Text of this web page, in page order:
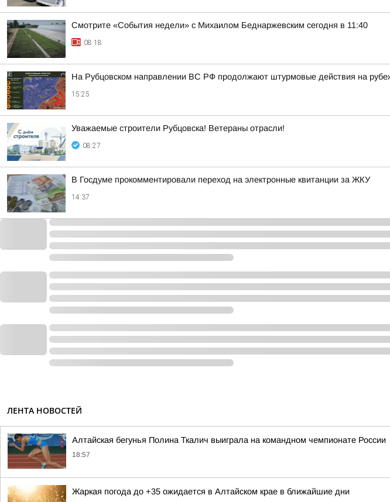
Смотрите «События недели» с Михаилом Беднаржевским сегодня в 11:40
08:18
На Рубцовском направлении ВС РФ продолжают штурмовые действия на
15:25
Уважаемые строители Рубцовска! Ветераны отрасли!
08:27
В Госдуме прокомментировали переход на электронные квитанции за ЖКУ
14:37
ЛЕНТА НОВОСТЕЙ
Алтайская бегунья Полина Ткалич выиграла на командном чемпионате России
18:57
Жаркая погода до +35 ожидается в Алтайском крае в ближайшие дни